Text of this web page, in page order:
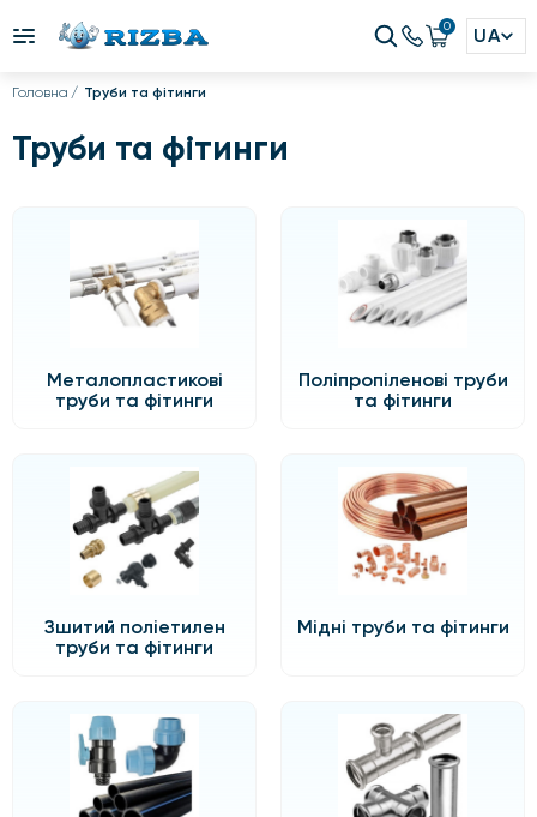
0 UA
Головна Труби та фітинги
Труби та фітинги
Металопластикові
труби та фітинги
Поліпропіленові труби
та фітинги
Зшитий поліетилен
труби та фітинги
Мідні труби та фітинги